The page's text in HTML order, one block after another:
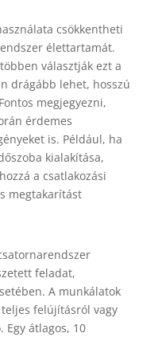
csökkentheti
élettartamát.
választják ezt a
drágább lehet, hosszú
megjegyezni,
érdemes
is. Például, ha
kialakítása,
a csatlakozási
megtakarítást
feladat,
A munkálatok
felújításról vagy
Egy átlagos, 10